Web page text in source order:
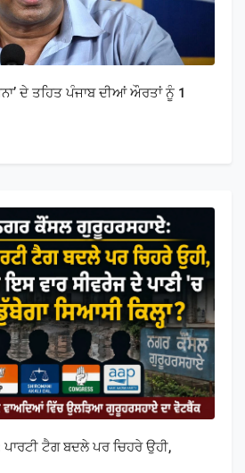
ਦੇ ਤਹਿਤ ਪੰਜਾਬ ਦੀਆਂ ਔਰਤਾਂ ਨੂੰ 1
ਟੈਗ ਬਦਲੇ ਪਰ ਚਿਹਰੇ ਉਹੀ,